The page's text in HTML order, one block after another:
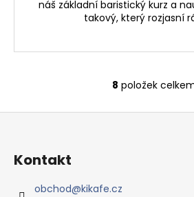
náš základní baristický kurz a
takový, který rozjasní
O
v
8 položek
Kontakt
obchod@kikafe.cz